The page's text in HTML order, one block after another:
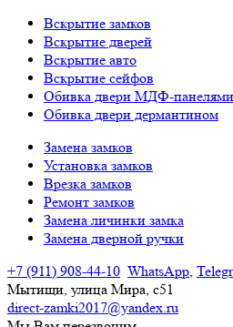
Вскрытие замков
Вскрытие дверей
Вскрытие авто
Вскрытие сейфов
Обивка двери МДФ-панелями
Обивка двери дермантином
Замена замков
Установка замков
Врезка замков
Ремонт замков
Замена личинки замка
Замена дверной ручки
+7 (911) 908-44-10 WhatsApp,
Мытищи, улица Мира, с51
direct-zamki2017@yandex.ru